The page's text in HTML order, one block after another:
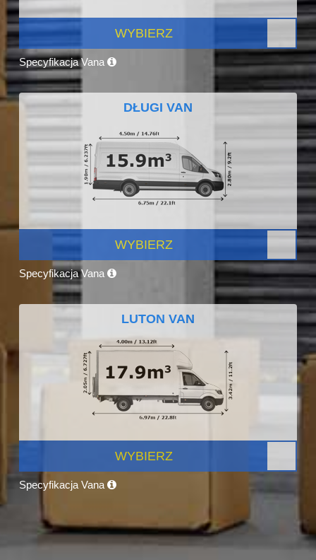
WYBIERZ
Specyfikacja Vana
DŁUGI VAN
WYBIERZ
Specyfikacja Vana
LUTON VAN
WYBIERZ
Specyfikacja Vana